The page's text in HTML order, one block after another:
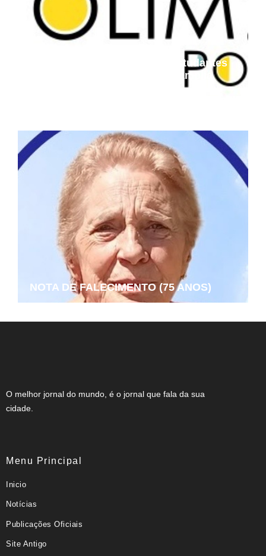
Projeto Podemos aproxima estudantes
das universidades federais e amplia
NOTA DE FALECIMENTO (75 ANOS)
O melhor jornal do mundo, é o jornal que fala da sua
cidade.
Menu Principal
Inicio
Notícias
Publicações Oficiais
Site Antigo